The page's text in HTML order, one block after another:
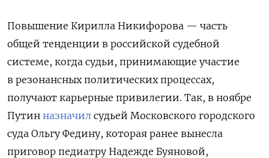
Повышение Кирилла Никифорова — часть
общей тенденции в российской судебной
системе, когда судьи, принимающие участие
в резонансных политических процессах,
получают карьерные привилегии. Так, в ноябре
Путин назначил судьей Московского городского
суда Ольгу Федину, которая ранее вынесла
приговор педиатру Надежде Буяновой,